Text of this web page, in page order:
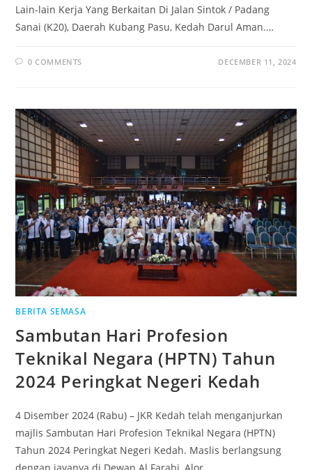
Lain-lain Kerja Yang Berkaitan Di Jalan Sintok / Padang
Sanai (K20), Daerah Kubang Pasu, Kedah Darul Aman.…
0 COMMENTS DECEMBER 11, 2024
BERITA SEMASA
Sambutan Hari Profesion
Teknikal Negara (HPTN) Tahun
2024 Peringkat Negeri Kedah
4 Disember 2024 (Rabu) – JKR Kedah telah menganjurkan
majlis Sambutan Hari Profesion Teknikal Negara (HPTN)
Tahun 2024 Peringkat Negeri Kedah. Maslis berlangsung